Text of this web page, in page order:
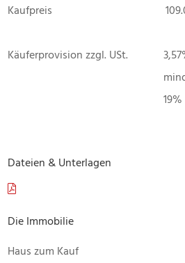
Kaufpreis
Käuferprovision zzgl. USt.
Dateien & Unterlagen
Die Immobilie
Haus zum Kauf